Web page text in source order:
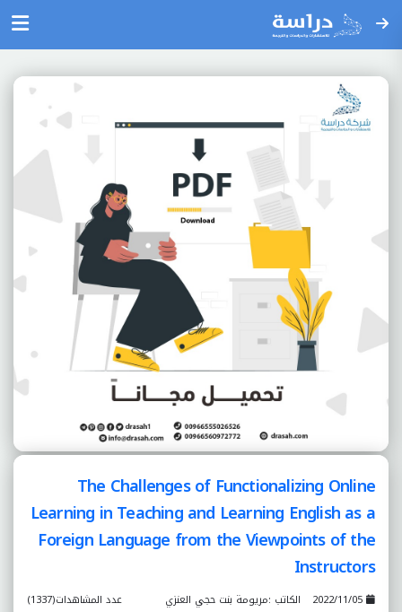
The Challenges of Functionalizing Online
Learning in Teaching and Learning English as a
Foreign Language from the Viewpoints of the
Instructors
عدد المشاهدات(1337) الكاتب :مريومة بنت حجي العنزي